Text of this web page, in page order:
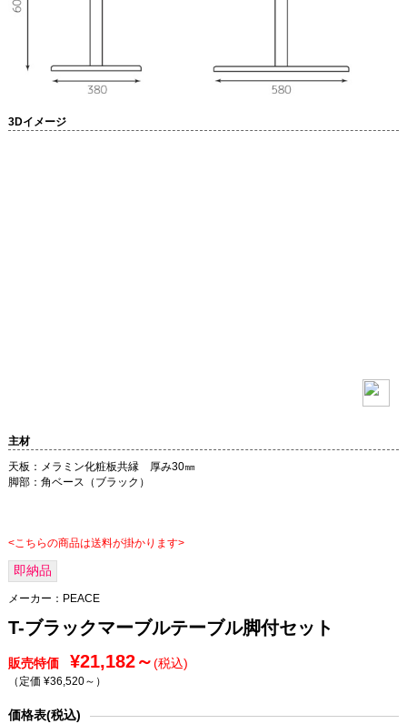
3Dイメージ
主材
天板：メラミン化粧板共縁 厚み30㎜
脚部：角ベース（ブラック）
<こちらの商品は送料が掛かります>
即納品
メーカー： PEACE
T-ブラックマーブルテーブル脚付セット
販売特価 ¥21,182～(税込)
（定価 ¥36,520～ ）
価格表(税込)